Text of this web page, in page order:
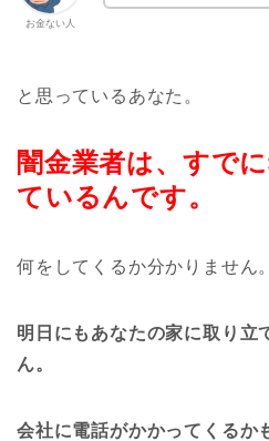
お金ない人
と思っているあなた。
闇金業者は、すで
ているんです。
何をしてくるか分かりません。
明日にもあなたの家に取り立
ん。
会社に電話がかかってくるか